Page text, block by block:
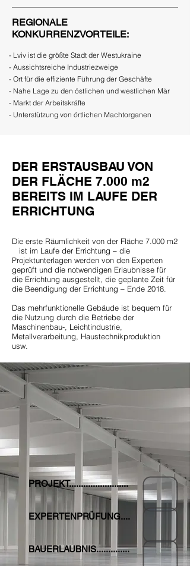
REGIONALE
KONKURRENZVORTEILE:
- Lviv ist die größte Stadt der Westukraine
- Aussichtsreiche Industriezweige
- Ort für die effiziente Führung der Geschäfte
- Nahe Lage zu den östlichen und westlichen Mär
- Markt der Arbeitskräfte
- Unterstützung von örtlichen Machtorganen
DER ERSTAUSBAU VON
DER FLÄCHE 7.000 m2
BEREITS IM LAUFE DER
ERRICHTUNG
Die erste Räumlichkeit von der Fläche 7.000 m2
ist im Laufe der Errichtung – die
Projektunterlagen werden von den Experten
geprüft und die notwendigen Erlaubnisse für
die Errichtung ausgestellt, die geplante Zeit für
die Beendigung der Errichtung – Ende 2018.
Das mehrfunktionelle Gebäude ist bequem für
die Nutzung durch die Betriebe der
Maschinenbau-, Leichtindustrie,
Metallverarbeitung, Haustechnikproduktion
usw.
PROJEKT.........................
EXPERTENPRÜFUNG....
BAUERLAUBNIS..............